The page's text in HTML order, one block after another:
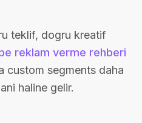
teklif, dogru kreatif
reklam verme rehberi
custom segments daha
haline gelir.